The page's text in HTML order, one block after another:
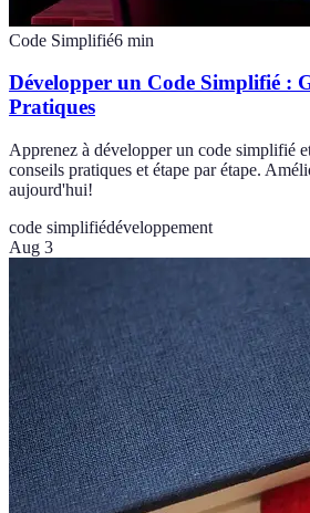
Code Simplifié6 min
Développer un Code Simplifié :
Pratiques
Apprenez à développer un code simplifié
conseils pratiques et étape par étape.
aujourd'hui!
code simplifiédéveloppement
Aug 3